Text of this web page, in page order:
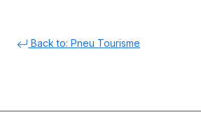
Back to: Pneu Tourisme